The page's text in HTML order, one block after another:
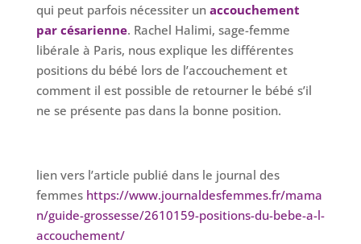
qui peut parfois nécessiter un accouchement
par césarienne. Rachel Halimi, sage-femme
libérale à Paris, nous explique les différentes
positions du bébé lors de l’accouchement et
comment il est possible de retourner le bébé s’il
ne se présente pas dans la bonne position.
lien vers l’article publié dans le journal des
femmes https://www.journaldesfemmes.fr/mama
n/guide-grossesse/2610159-positions-du-bebe-a-l-
accouchement/